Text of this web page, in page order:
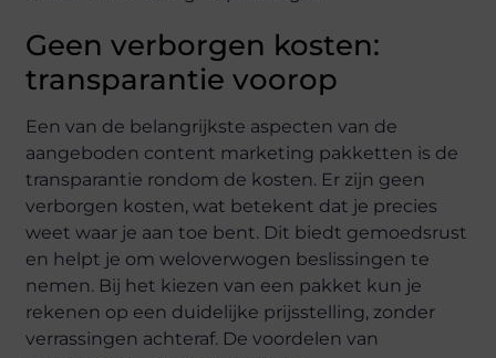
Geen verborgen kosten:
transparantie voorop
Een van de belangrijkste aspecten van de
aangeboden content marketing pakketten is de
transparantie rondom de kosten. Er zijn geen
verborgen kosten, wat betekent dat je precies
weet waar je aan toe bent. Dit biedt gemoedsrust
en helpt je om weloverwogen beslissingen te
nemen. Bij het kiezen van een pakket kun je
rekenen op een duidelijke prijsstelling, zonder
verrassingen achteraf. De voordelen van